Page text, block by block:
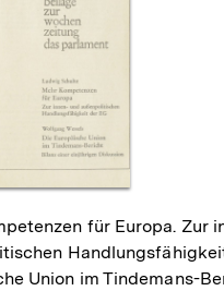
für Europa. Zur
Union im Tindemans-